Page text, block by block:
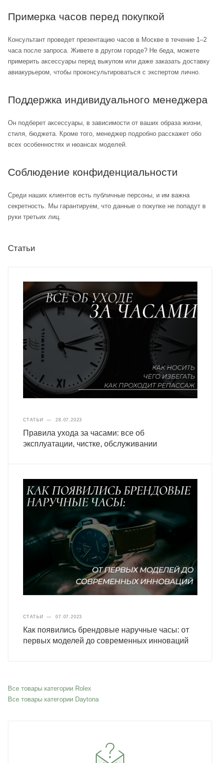
Примерка часов перед покупкой
Консультант проведет презентацию часов в Москве в течение 1–2
часа после запроса. Живете в другом городе? Не беда, можете
примерить аксессуары перед выкупом или даже заказать доставку
авиакурьером, чтобы проконсультироваться с экспертом лично.
Поддержка индивидуального менеджера
Он подберет аксессуары, в зависимости от ваших образа жизни,
стиля, бюджета. Кроме того, менеджер подробно расскажет обо
всех особенностях и нюансах моделей.
Соблюдение конфиденциальности
Среди наших клиентов есть публичные персоны, и им важна
секретность. Мы гарантируем, что данные о покупке не попадут в
руки третьих лиц.
Статьи
СТАТЬИ — 28.07.2023
Правила ухода за часами: все об
эксплуатации, чистке, обслуживании
СТАТЬИ — 07.07.2023
Как появились брендовые наручные часы: от
первых моделей до современных инноваций
Все товары категории Rolex
Все товары категории Daytona